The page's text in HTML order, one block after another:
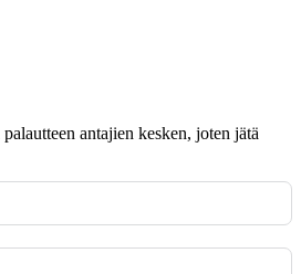
antajien kesken, joten jätä